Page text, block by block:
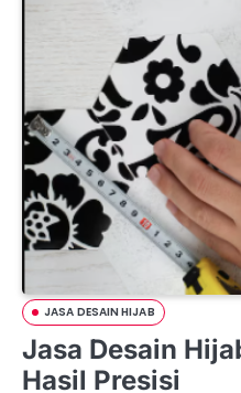
JASA DESAIN HIJAB
Jasa Desain
Hasil Presisi